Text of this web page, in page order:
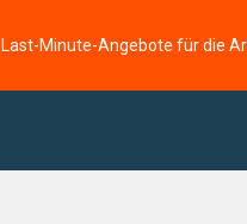
Last-Minute-Angebote für die